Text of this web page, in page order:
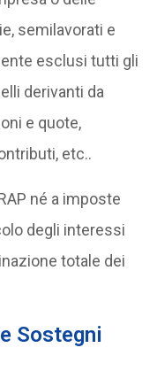
semilavorati e
esclusi tutti gli
derivanti da
e quote,
etc..
né a imposte
degli interessi
totale dei
Sostegni